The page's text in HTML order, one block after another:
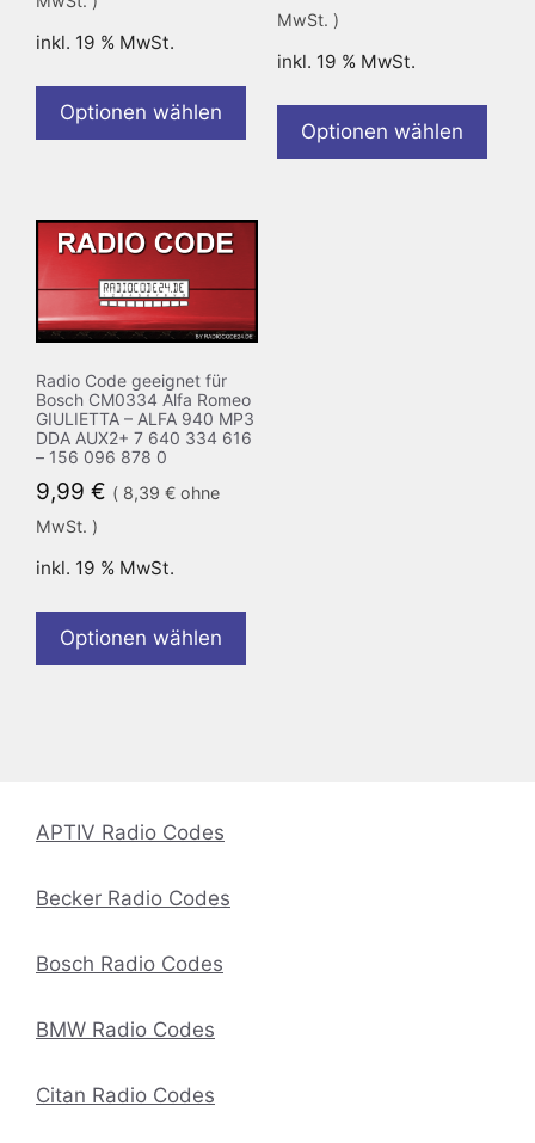
inkl. 19 % MwSt.
Optionen wählen
MwSt. )
inkl. 19 % MwSt.
Optionen wählen
Radio Code geeignet für
Bosch CM0334 Alfa Romeo
GIULIETTA – ALFA 940 MP3
DDA AUX2+ 7 640 334 616
– 156 096 878 0
9,99 € ( 8,39 € ohne
MwSt. )
inkl. 19 % MwSt.
Optionen wählen
APTIV Radio Codes
Becker Radio Codes
Bosch Radio Codes
BMW Radio Codes
Citan Radio Codes